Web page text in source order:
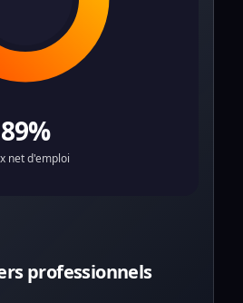
89%
net d'emploi
professionnels